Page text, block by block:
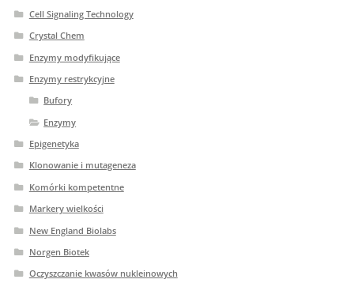
Cell Signaling Technology
Crystal Chem
Enzymy modyfikujące
Enzymy restrykcyjne
Bufory
Enzymy
Epigenetyka
Klonowanie i mutageneza
Komórki kompetentne
Markery wielkości
New England Biolabs
Norgen Biotek
Oczyszczanie kwasów nukleinowych